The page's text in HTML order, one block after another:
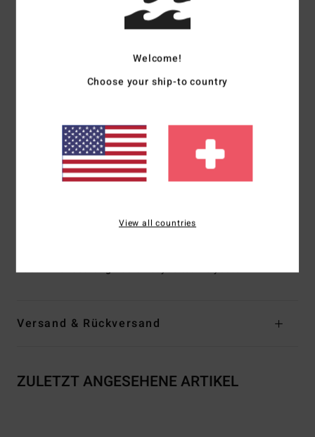
Adventure-Division-Kollektion
Fleece-Stoff aus 100 % recyceltem Polyester
Recycler-Performance-Stoff mit 4-Way-Stretch aus
recycelten PET-Plastikflaschen
Taschen:Taschen vorne
Brusttasche
Logo:Adventure-Division-Logolabels
Weitere Merkmale:Kontrastfarbener Ripstop an der
Elastischer Kordelzug am Bund
Zusammensetzung100% Recyceltes Polyester
Versand & Rückversand
ZULETZT ANGESEHENE ARTIKEL
Welcome!
Choose your ship-to country
View all countries